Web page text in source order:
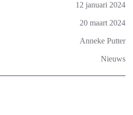
12 januari 2024
20 maart 2024
Anneke Putter
Nieuws